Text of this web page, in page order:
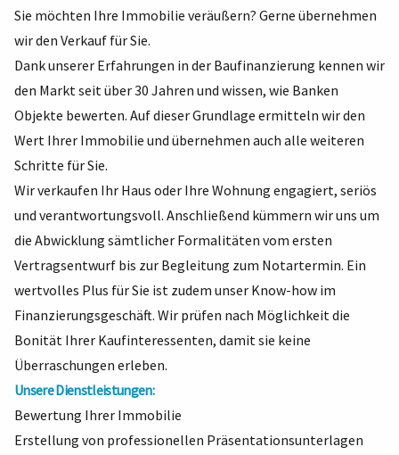
Sie möchten Ihre Immobilie veräußern? Gerne übernehmen
wir den Verkauf für Sie.
Dank unserer Erfahrungen in der Baufinanzierung kennen wir
den Markt seit über 30 Jahren und wissen, wie Banken
Objekte bewerten. Auf dieser Grundlage ermitteln wir den
Wert Ihrer Immobilie und übernehmen auch alle weiteren
Schritte für Sie.
Wir verkaufen Ihr Haus oder Ihre Wohnung engagiert, seriös
und verantwortungsvoll. Anschließend kümmern wir uns um
die Abwicklung sämtlicher Formalitäten vom ersten
Vertragsentwurf bis zur Begleitung zum Notartermin. Ein
wertvolles Plus für Sie ist zudem unser Know-how im
Finanzierungsgeschäft. Wir prüfen nach Möglichkeit die
Bonität Ihrer Kaufinteressenten, damit sie keine
Überraschungen erleben.
Unsere Dienstleistungen:
Bewertung Ihrer Immobilie
Erstellung von professionellen Präsentationsunterlagen